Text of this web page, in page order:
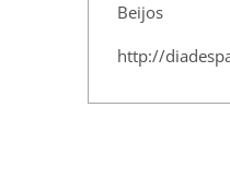
Beijos
http://